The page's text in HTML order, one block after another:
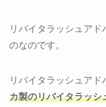
リバイタラッシュア
のなのです。
リバイタラッシュアド
カ製のリバイタラッシ